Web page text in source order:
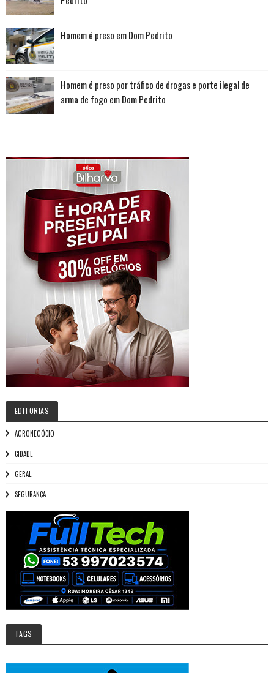
Homem é preso em Dom Pedrito
Homem é preso por tráfico de drogas e porte ilegal de
arma de fogo em Dom Pedrito
EDITORIAS
AGRONEGÓCIO
CIDADE
GERAL
SEGURANÇA
TAGS